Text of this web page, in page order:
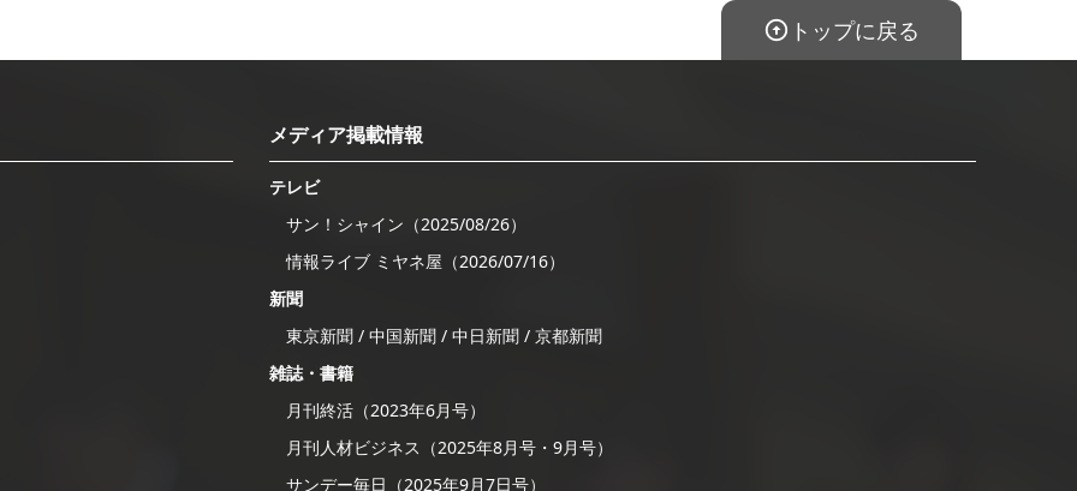
トップに戻る
メディア掲載情報
テレビ
サン！シャイン（2025/08/26）
情報ライブ ミヤネ屋（2026/07/16）
新聞
東京新聞 / 中国新聞 / 中日新聞 / 京都新聞
雑誌・書籍
月刊終活（2023年6月号）
月刊人材ビジネス（2025年8月号・9月号）
サンデー毎日（2025年9月7日号）